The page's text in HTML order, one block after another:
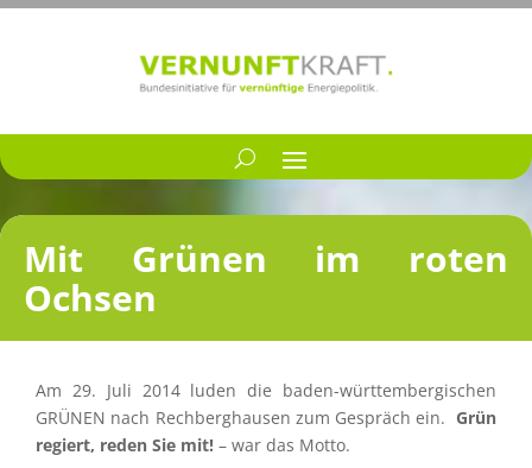
Mit Grünen im roten
Ochsen
Am 29. Juli 2014 luden die baden-württem­ber­gi­schen
GRÜNEN nach Rechberg­hau­sen zum Gespräch ein. Grün
regiert, reden Sie mit! – war das Motto.